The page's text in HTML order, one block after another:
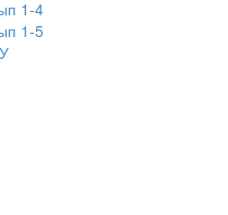
1-4
1-5